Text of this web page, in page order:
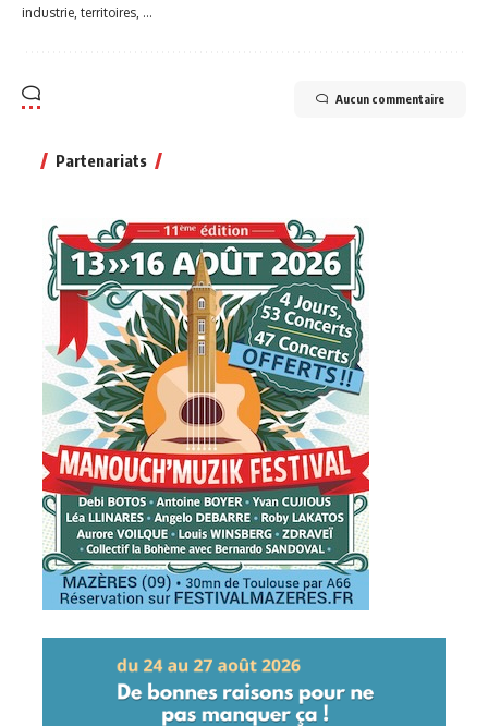
industrie, territoires, ...
Aucun commentaire
Partenariats